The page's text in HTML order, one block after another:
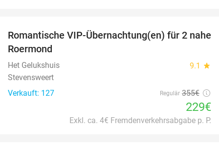
35%
Romantische VIP-Übernachtung(en) für 2 nahe
Roermond
Het Gelukshuis 9.1 star
Stevensweert
Verkauft: 127
Regulär 355€
229€
Exkl. ca. 4€ Fremdenverkehrsabgabe p. P.